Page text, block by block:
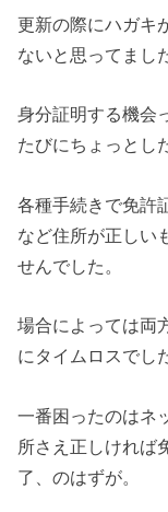
更新の際にハガキ
ないと思ってまし
身分証明する機会
たびにちょっとし
各種手続きで免許
など住所が正しい
せんでした。
場合によっては両
にタイムロスでし
一番困ったのはネ
所さえ正しければ
了、のはずが。